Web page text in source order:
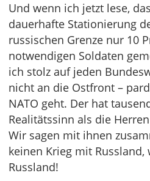
Und wenn ich jetzt lese,
dauerhafte Stationierung
russischen Grenze nur 10
notwendigen Soldaten
ich stolz auf jeden
nicht an die Ostfront –
NATO geht. Der hat
Realitätssinn als die
Wir sagen mit ihnen
keinen Krieg mit
Russland!